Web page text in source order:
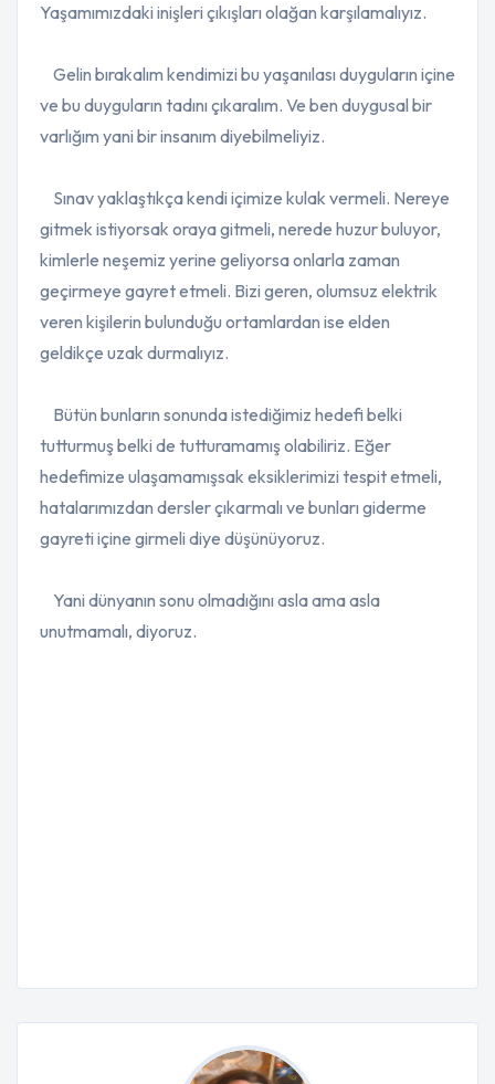
Yaşamımızdaki inişleri çıkışları olağan karşılamalıyız.
Gelin bırakalım kendimizi bu yaşanılası duyguların içine
ve bu duyguların tadını çıkaralım. Ve ben duygusal bir
varlığım yani bir insanım diyebilmeliyiz.
Sınav yaklaştıkça kendi içimize kulak vermeli. Nereye
gitmek istiyorsak oraya gitmeli, nerede huzur buluyor,
kimlerle neşemiz yerine geliyorsa onlarla zaman
geçirmeye gayret etmeli. Bizi geren, olumsuz elektrik
veren kişilerin bulunduğu ortamlardan ise elden
geldikçe uzak durmalıyız.
Bütün bunların sonunda istediğimiz hedefi belki
tutturmuş belki de tutturamamış olabiliriz. Eğer
hedefimize ulaşamamışsak eksiklerimizi tespit etmeli,
hatalarımızdan dersler çıkarmalı ve bunları giderme
gayreti içine girmeli diye düşünüyoruz.
Yani dünyanın sonu olmadığını asla ama asla
unutmamalı, diyoruz.